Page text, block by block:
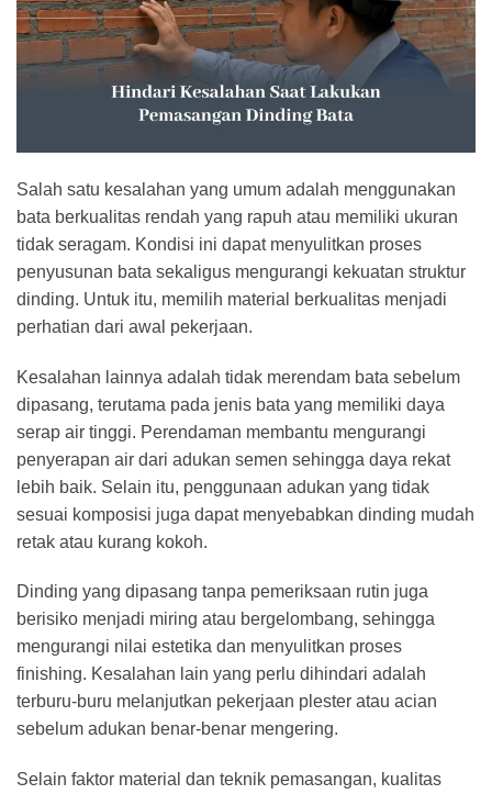
Salah satu kesalahan yang umum adalah menggunakan
bata berkualitas rendah yang rapuh atau memiliki ukuran
tidak seragam. Kondisi ini dapat menyulitkan proses
penyusunan bata sekaligus mengurangi kekuatan struktur
dinding. Untuk itu, memilih material berkualitas menjadi
perhatian dari awal pekerjaan.
Kesalahan lainnya adalah tidak merendam bata sebelum
dipasang, terutama pada jenis bata yang memiliki daya
serap air tinggi. Perendaman membantu mengurangi
penyerapan air dari adukan semen sehingga daya rekat
lebih baik. Selain itu, penggunaan adukan yang tidak
sesuai komposisi juga dapat menyebabkan dinding mudah
retak atau kurang kokoh.
Dinding yang dipasang tanpa pemeriksaan rutin juga
berisiko menjadi miring atau bergelombang, sehingga
mengurangi nilai estetika dan menyulitkan proses
finishing. Kesalahan lain yang perlu dihindari adalah
terburu-buru melanjutkan pekerjaan plester atau acian
sebelum adukan benar-benar mengering.
Selain faktor material dan teknik pemasangan, kualitas